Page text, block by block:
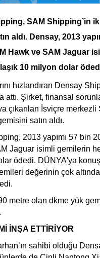
SAM Shipping’in
aldı. Densay, 2013
Hawk ve SAM Jaguar
10 milyon dolar
hızlandıran Densay
attı. Şirket, finansal
çıkarılan İsviçre
satın aldı.
2013 yapımı 57 bin
Jaguar isimli gemilerin
ödedi. DÜNYA'ya
değerinin çok
metre olan dkme yük
İNŞA ETTİRİYOR
sahibi olduğu